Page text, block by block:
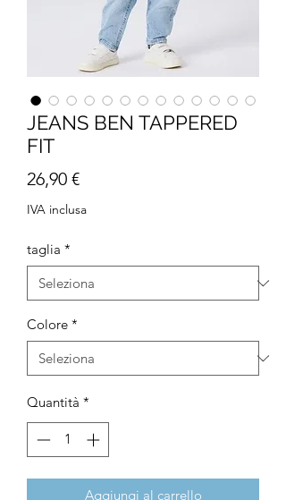
JEANS BEN TAPPERED
FIT
26,90 €Prezzo
IVA inclusa
taglia *
Colore *
Quantità *
Aggiungi al carrello